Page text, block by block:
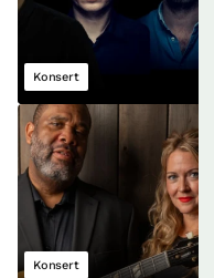
Konsert
Konsert